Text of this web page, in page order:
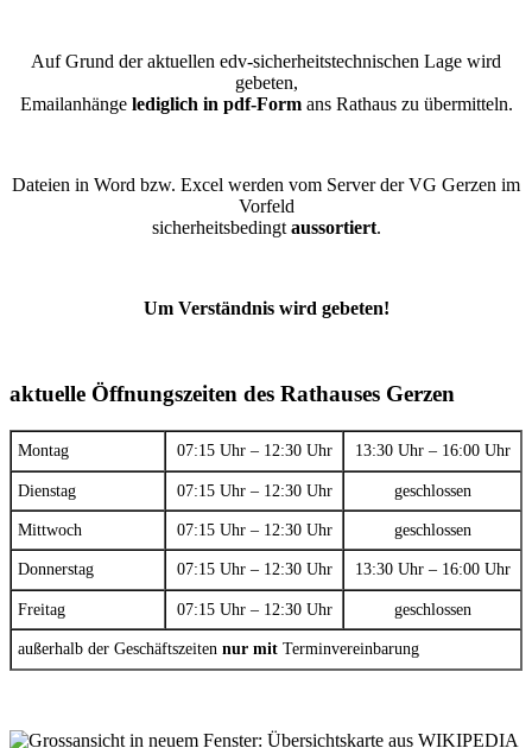
Auf Grund der aktuellen edv-sicherheitstechnischen Lage wird
gebeten,
Emailanhänge lediglich in pdf-Formans Rathaus zu übermitteln.
Dateien in Word bzw. Excel werden vom Server der VG Gerzen im
Vorfeld
sicherheitsbedingt aussortiert.
Um Verständnis wird gebeten!
aktuelle Öffnungszeiten des Rathauses Gerzen
Montag 07:15 Uhr – 12:30 Uhr 13:30 Uhr – 16:00 Uhr
Dienstag 07:15 Uhr – 12:30 Uhr geschlossen
Mittwoch 07:15 Uhr – 12:30 Uhr geschlossen
Donnerstag 07:15 Uhr – 12:30 Uhr 13:30 Uhr – 16:00 Uhr
Freitag 07:15 Uhr – 12:30 Uhr geschlossen
außerhalb der Geschäftszeiten nur mit Terminvereinbarung